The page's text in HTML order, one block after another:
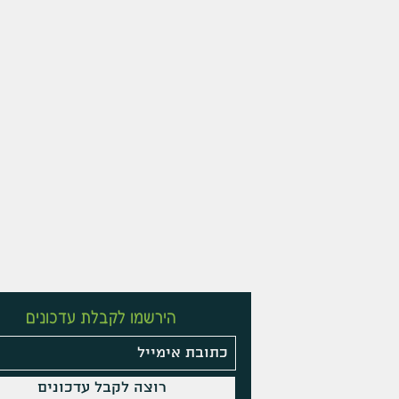
הירשמו לקבלת עדכונים
רוצה לקבל עדכונים